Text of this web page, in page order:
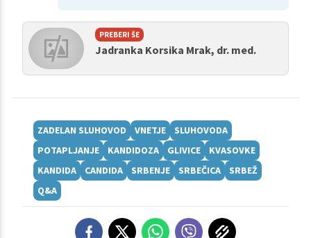
PREBERI ŠE
Jadranka Korsika Mrak, dr. med.
ZADELAN SLUHOVOD VNETJE
SLUHOVODA
POTAPLJANJE
KANDIDOZA GLIVICE
KVASOVKE
KANDIDA
CANDIDA SRBENJE SRBEČICA
SRBEŽ
Q&A